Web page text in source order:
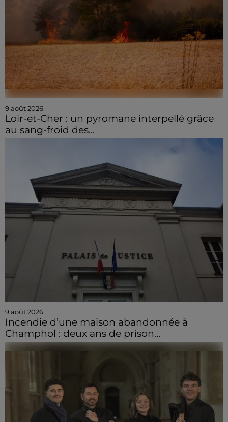
9 août 2026
Loir-et-Cher : un pyromane interpellé grâce
au sang-froid des...
9 août 2026
Incendie d’une maison abandonnée à
Champhol : deux ans de prison...